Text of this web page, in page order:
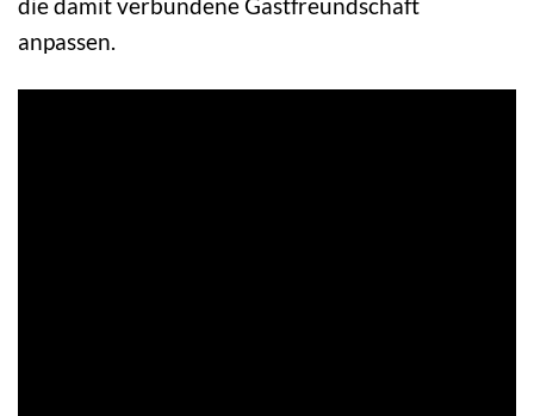
die damit verbundene Gastfreundschaft
anpassen.